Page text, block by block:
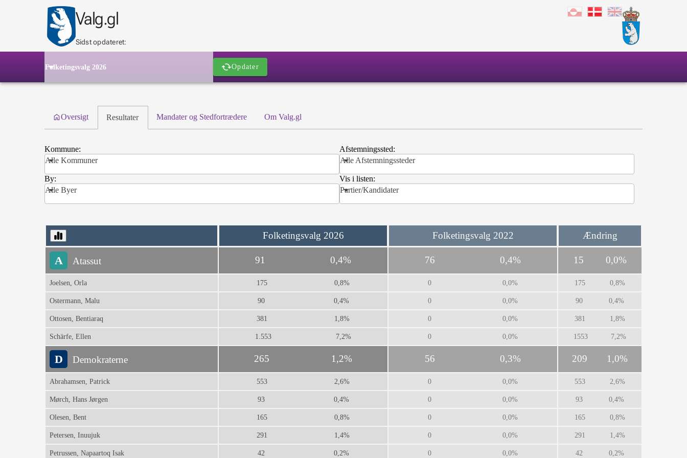
Valg.gl
Sidst opdateret:
Folketingsvalg 2026 cachedOpdater
Mandater oghomeOversigt Resultater Mandater og Stedfortrædere Om Valg.gl
Kommune:
Alle Kommuner
By:
Alle Byer
Afstemningssted:
Alle Afstemningssteder
Vis i listen:
Partier/Kandidater
Folketingsvalg 2026 Folketingsvalg 2022 Ændring
A Atassut 91 0,4% 76 0,4% 15 0,0%
Joelsen, Orla 175 0,8% 0 0,0% 175 0,8%
Ostermann, Malu 90 0,4% 0 0,0% 90 0,4%
Ottosen, Bentiaraq 381 1,8% 0 0,0% 381 1,8%
Schärfe, Ellen 1.553 7,2% 0 0,0% 1553 7,2%
D Demokraterne 265 1,2% 56 0,3% 209 1,0%
Abrahamsen, Patrick 553 2,6% 0 0,0% 553 2,6%
Mørch, Hans Jørgen 93 0,4% 0 0,0% 93 0,4%
Olesen, Bent 165 0,8% 0 0,0% 165 0,8%
Petersen, Inuujuk 291 1,4% 0 0,0% 291 1,4%
Petrussen, Napaartoq Isak 42 0,2% 0 0,0% 42 0,2%